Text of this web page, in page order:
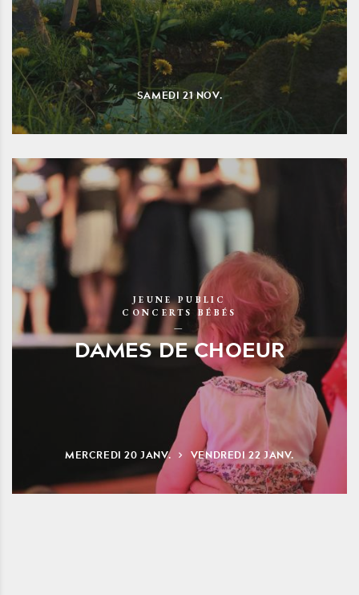
SAMEDI21NOV.
JEUNE PUBLIC
CONCERTS BÉBÉS
DAMES DE CHOEUR
MERCREDI20JANV. VENDREDI22JANV.